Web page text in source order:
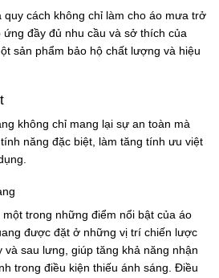
cách không chỉ làm cho áo mưa trở
đầy đủ nhu cầu và sở thích của
sản phẩm bảo hộ chất lượng và hiệu
không chỉ mang lại sự an toàn mà
năng đặc biệt, làm tăng tính ưu việt
trong những điểm nổi bật của áo
được đặt ở những vị trí chiến lược
và sau lưng, giúp tăng khả năng nhận
trong điều kiện thiếu ánh sáng. Điều